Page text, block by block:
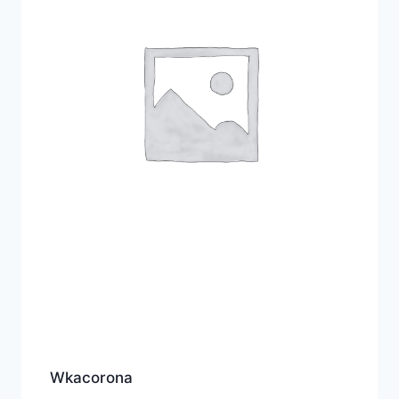
Wkacorona